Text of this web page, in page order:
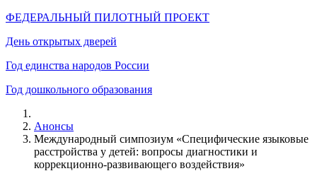
ФЕДЕРАЛЬНЫЙ ПИЛОТНЫЙ ПРОЕКТ
День открытых дверей
Год единства народов России
Год дошкольного образования
Анонсы
Международный симпозиум «Специфические языковые
расстройства у детей: вопросы диагностики и
коррекционно-развивающего воздействия»